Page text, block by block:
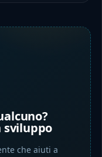
sviluppo
che aiuti a